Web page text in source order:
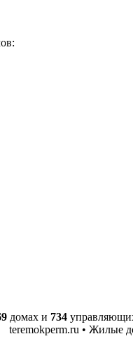
домах и 734
teremokperm.ru • Жилые